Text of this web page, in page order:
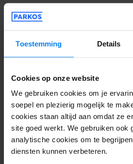
Toestemming Details
Cookies op onze website
We gebruiken cookies om je
soepel en plezierig mogelijk te
cookies staan altijd aan omdat ze
site goed werkt. We gebruiken ook
analytische cookies om te
diensten kunnen verbeteren.
Shuttle buiten
Elodie Antonacci
Geparkeerd van 23/07/2026 tot 30/07/
Heel positieve ervaring
Heel positieve ervaring